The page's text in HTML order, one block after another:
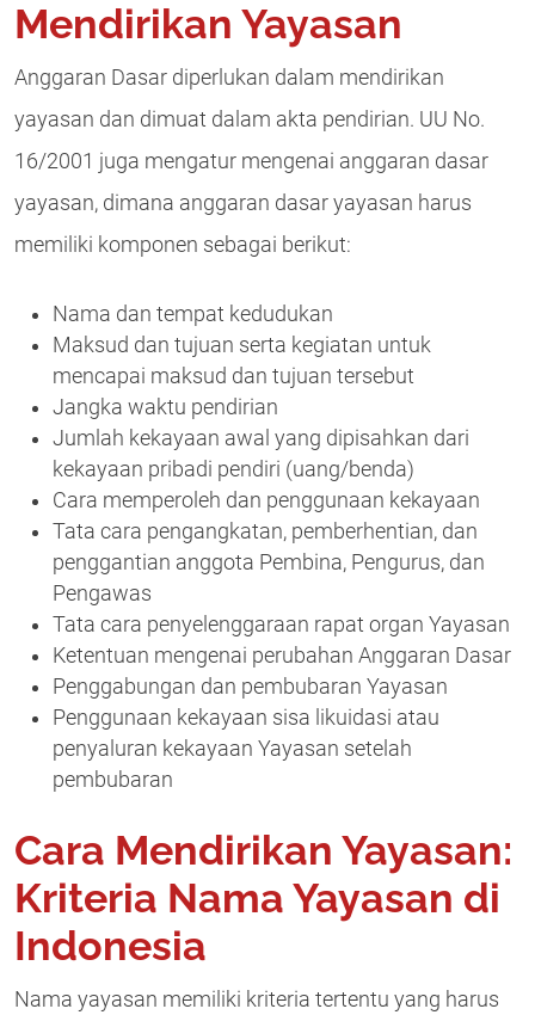
Mendirikan Yayasan
Anggaran Dasar diperlukan dalam mendirikan
yayasan dan dimuat dalam akta pendirian. UU No.
16/2001 juga mengatur mengenai anggaran dasar
yayasan, dimana anggaran dasar yayasan harus
memiliki komponen sebagai berikut:
Nama dan tempat kedudukan
Maksud dan tujuan serta kegiatan untuk
mencapai maksud dan tujuan tersebut
Jangka waktu pendirian
Jumlah kekayaan awal yang dipisahkan dari
kekayaan pribadi pendiri (uang/benda)
Cara memperoleh dan penggunaan kekayaan
Tata cara pengangkatan, pemberhentian, dan
penggantian anggota Pembina, Pengurus, dan
Pengawas
Tata cara penyelenggaraan rapat organ Yayasan
Ketentuan mengenai perubahan Anggaran Dasar
Penggabungan dan pembubaran Yayasan
Penggunaan kekayaan sisa likuidasi atau
penyaluran kekayaan Yayasan setelah
pembubaran
Cara Mendirikan Yayasan:
Kriteria Nama Yayasan di
Indonesia
Nama yayasan memiliki kriteria tertentu yang harus